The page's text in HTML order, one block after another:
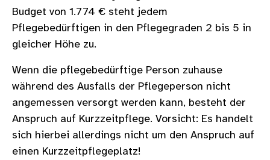
Budget von 1.774 € steht jedem
Pflegebedürftigen in den Pflegegraden 2 bis 5 in
gleicher Höhe zu.
Wenn die pflegebedürftige Person zuhause
während des Ausfalls der Pflegeperson nicht
angemessen versorgt werden kann, besteht der
Anspruch auf Kurzzeitpflege. Vorsicht: Es handelt
sich hierbei allerdings nicht um den Anspruch auf
einen Kurzzeitpflegeplatz!